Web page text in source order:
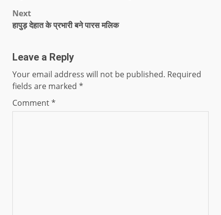
Next
हापुड़ देहात के प्रभारी बने पारस मलिक
Leave a Reply
Your email address will not be published. Required
fields are marked *
Comment*